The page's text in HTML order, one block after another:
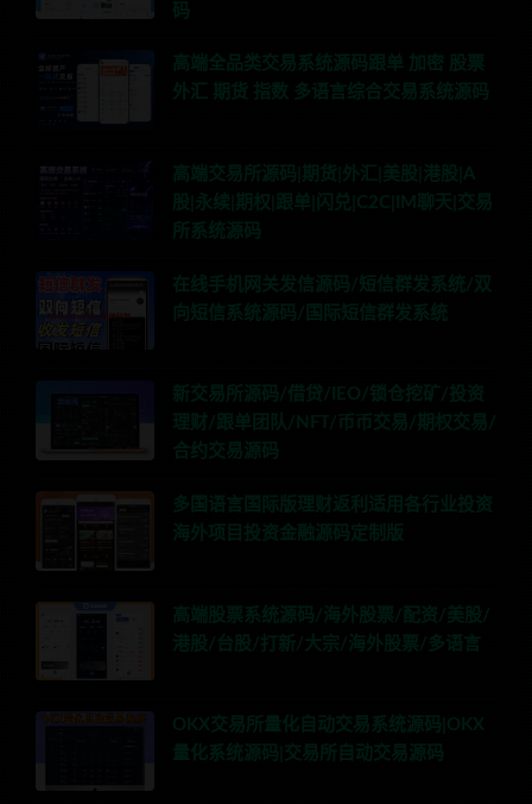
码
高端全品类交易系统源码跟单 加密 股票
外汇 期货 指数 多语言综合交易系统源码
高端交易所源码|期货|外汇|美股|港股|A
股|永续|期权|跟单|闪兑|C2C|IM聊天|交易
所系统源码
在线手机网关发信源码/短信群发系统/双
向短信系统源码/国际短信群发系统
新交易所源码/借贷/IEO/锁仓挖矿/投资
理财/跟单团队/NFT/币币交易/期权交易/
合约交易源码
多国语言国际版理财返利适用各行业投资
海外项目投资金融源码定制版
高端股票系统源码/海外股票/配资/美股/
港股/台股/打新/大宗/海外股票/多语言
OKX交易所量化自动交易系统源码|OKX
量化系统源码|交易所自动交易源码